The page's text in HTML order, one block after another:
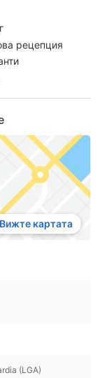
рецепция
Вижте картата
(LGA)